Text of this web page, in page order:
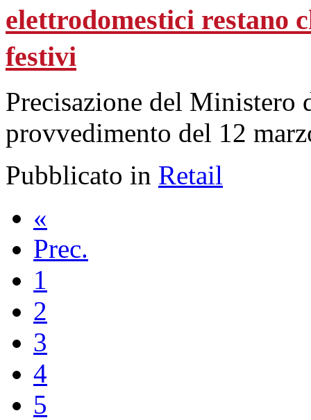
elettrodomestici restano
festivi
Precisazione del
provvedimento del 12
Pubblicato in Retail
«
Prec.
1
2
3
4
5